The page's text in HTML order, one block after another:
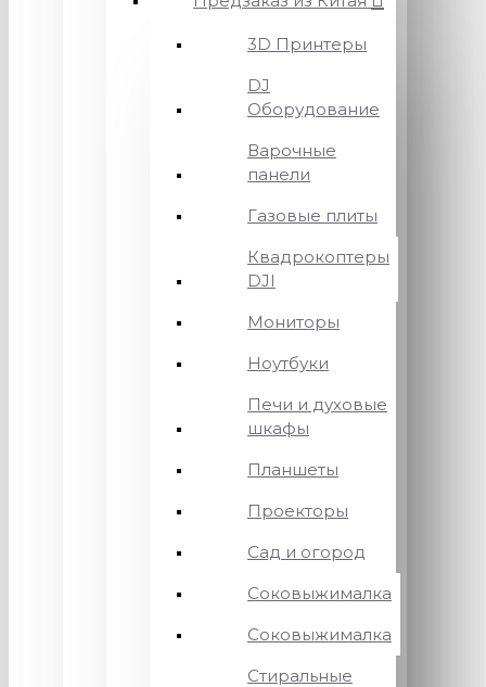
3D Принтеры
DJ
Оборудование
Варочные
панели
Газовые плиты
Квадрокоптеры
DJI
Мониторы
Ноутбуки
Печи и духовые
шкафы
Планшеты
Проекторы
Сад и огород
Соковыжималка
Соковыжималка
Стиральные